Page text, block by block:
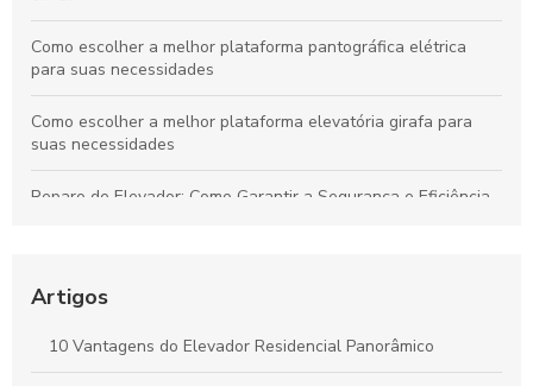
Como escolher a melhor plataforma pantográfica elétrica
para suas necessidades
Como escolher a melhor plataforma elevatória girafa para
suas necessidades
Reparo de Elevador: Como Garantir a Segurança e Eficiência
Melhor para Seu Prédio
Artigos
10 Vantagens do Elevador Residencial Panorâmico